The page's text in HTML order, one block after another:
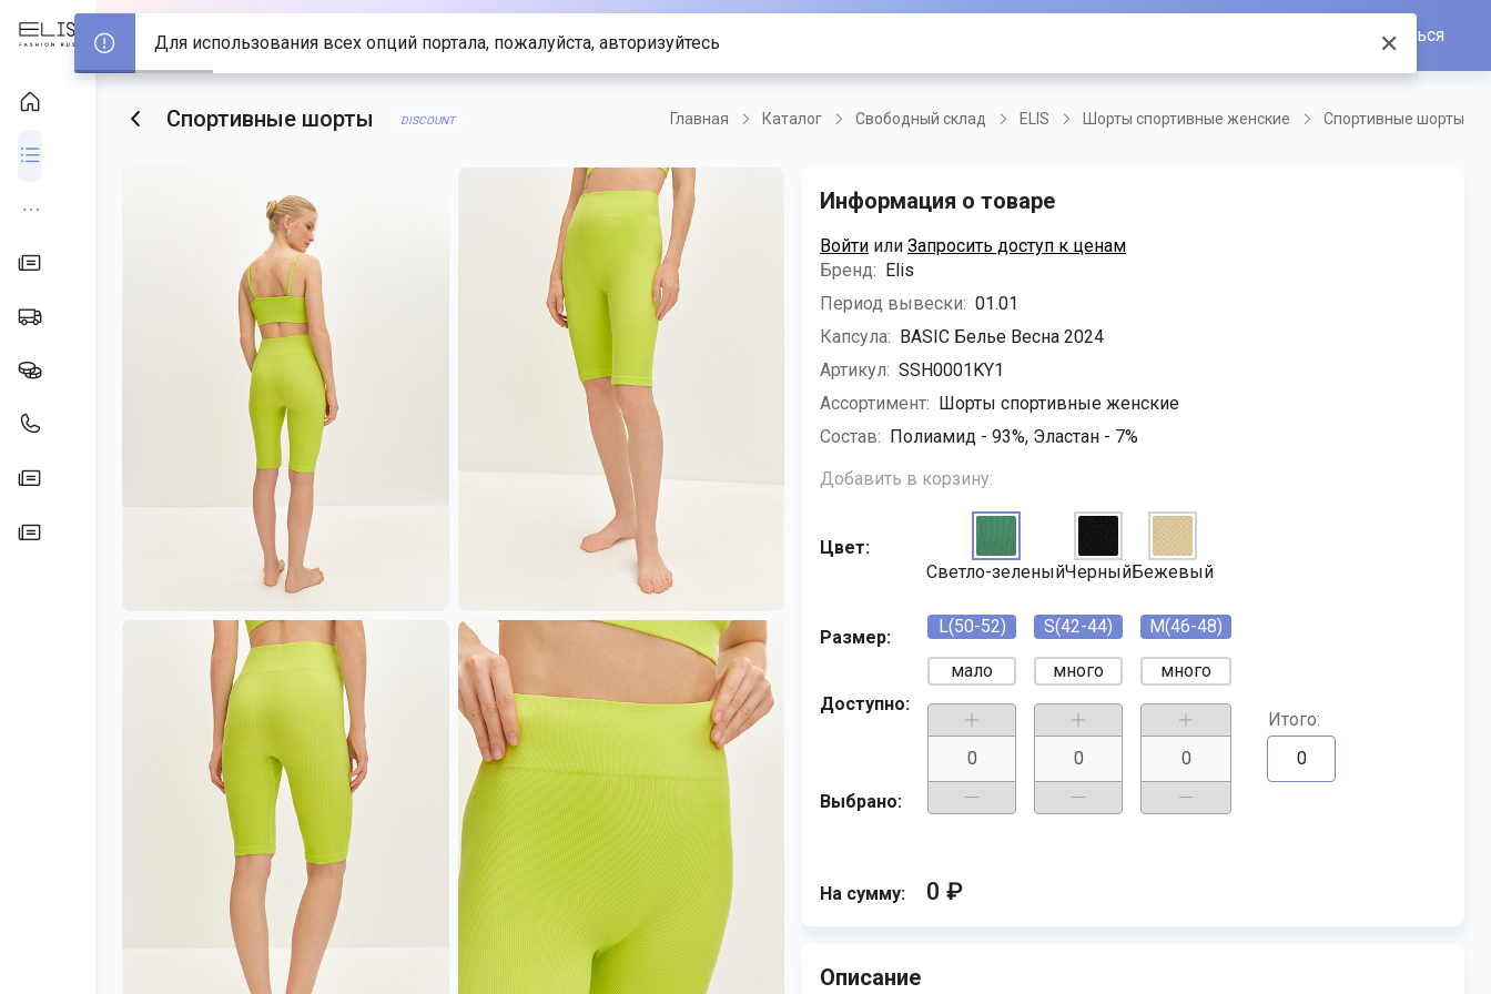
Войти/Зарегистрироваться
Спортивные шорты DISCOUNT Главная Каталог Свободный склад ELIS Шорты спортивные женские Спортивные шорты
Информация о товаре
Войти или Запросить доступ к ценам
Бренд: Elis
Период вывески: 01.01
Капсула: BASIC Белье Весна 2024
Артикул: SSH0001KY1
Ассортимент: Шорты спортивные женские
Состав: Полиамид - 93%, Эластан - 7%
Добавить в корзину:
Цвет:
Светло-зеленыйЧерныйБежевый
Размер:
Доступно:
Выбрано:
L(50-52) S(42-44) M(46-48)
мало много много
0
На сумму: 0 ₽
Описание
Для использования всех опций портала, пожалуйста, авторизуйтесь ✕